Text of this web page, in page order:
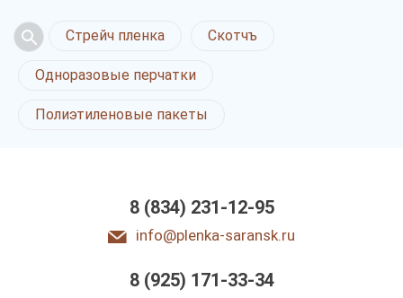
Стрейч пленка Скотчъ
Одноразовые перчатки
Полиэтиленовые пакеты
8 (834) 231-12-95
info@plenka-saransk.ru
8 (925) 171-33-34